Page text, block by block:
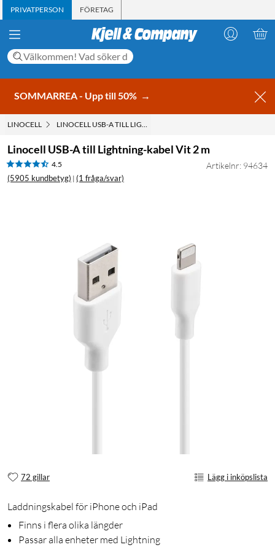
PRIVATPERSON FÖRETAG
SOMMARREA - Upp till 50% →
LINOCELL LINOCELL USB-A TILL LIGHTNING-KABEL VIT 2 M
Linocell USB-A till Lightning-kabel Vit 2 m
4.5
(5905 kundbetyg) | (1 fråga/svar)
Artikelnr: 94634
72 gillar Lägg i inköpslista
Laddningskabel för iPhone och iPad
Finns i flera olika längder
Passar alla enheter med Lightning